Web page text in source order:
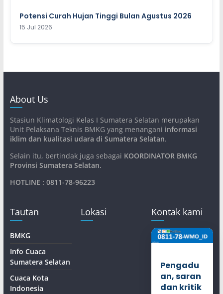
Potensi Curah Hujan Tinggi Bulan Agustus 2026
15 Jul 2026
About Us
Stasiun Klimatologi Kelas I Sumatera Selatan merupakan
Unit Pelaksana Teknis BMKG yang menangani informasi
iklim dan kualitasi udara di Sumatera Selatan.
Selain itu, bertindak juga sebagai KOORDINATOR BMKG
Provinsi Sumatera Selatan.
HOTLINE : 0811-78-96223
Tautan
BMKG
Info Cuaca
Sumatera Selatan
Cuaca Kota
Indonesia
Lokasi Kontak kami
Pengadu
an, saran
dan kritik